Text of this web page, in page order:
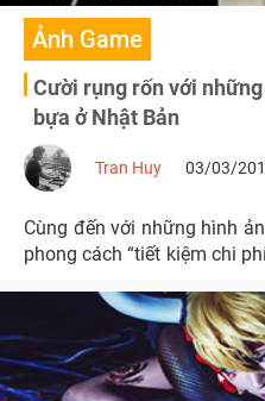
Ảnh Game
Cười rụng rốn với
bựa ở Nhật Bản
Tran Huy 03/03/
Cùng đến với những hình
phong cách “tiết kiệm chi